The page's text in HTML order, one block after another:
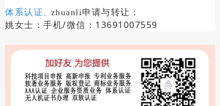
体系认证、 zhuanli申请与转让 ：
姚女士：手机/微信：13691007559